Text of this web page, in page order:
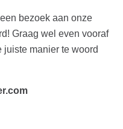
bezoek aan onze
Graag wel even vooraf
manier te woord